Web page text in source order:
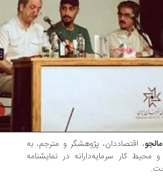
پژوهشگر و مترجم، به
سرمایه‌دارانه در نمایشنامه